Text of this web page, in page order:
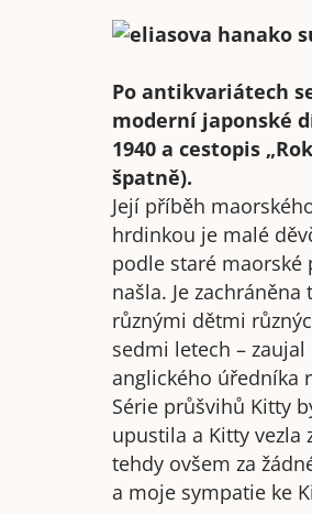
Po antikvariátech
moderní japonské
1940 a cestopis
špatně).
Její příběh
hrdinkou je malé
podle staré maorské
našla. Je
různými dětmi
sedmi letech –
anglického úředníka
Série průšvihů Kitty
upustila a Kitty vezla
tehdy ovšem za
a moje sympatie ke